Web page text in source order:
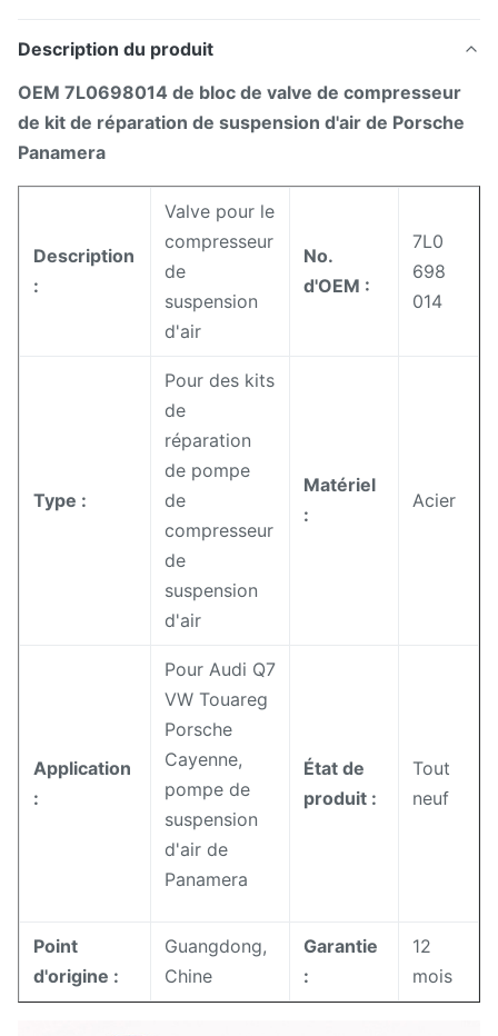
Description du produit
OEM 7L0698014 de bloc de valve de compresseur
de kit de réparation de suspension d'air de Porsche
Panamera
Description
:
Valve pour le
compresseur
de
suspension
d'air
No.
d'OEM :
7L0
698
014
Type :
Pour des kits
de
réparation
de pompe
de
compresseur
de
suspension
d'air
Matériel
:
Acier
Application
:
Pour Audi Q7
VW Touareg
Porsche
Cayenne,
pompe de
suspension
d'air de
Panamera
État de
produit :
Tout
neuf
Point
d'origine :
Guangdong,
Chine
Garantie
:
12
mois